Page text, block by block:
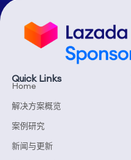
Quick Links
Home
解决方案概览
案例研究
新闻与更新